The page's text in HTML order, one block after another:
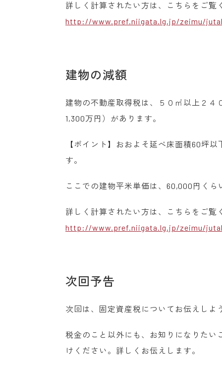
詳しく計算されたい方は、こちらをご覧
http://www.pref.niigata.lg.jp/zeimu/
建物の減額
建物の不動産取得税は、５０㎡以上２４
1,300万円）があります。
【ポイント】おおよそ延べ床面積60坪
す。
ここでの建物平米単価は、60,000円くら
詳しく計算されたい方は、こちらをご覧
http://www.pref.niigata.lg.jp/zeimu/
次回予告
次回は、固定資産税についてお伝えしよ
税金のこと以外にも、お知りになりた
けください。詳しくお伝えします。